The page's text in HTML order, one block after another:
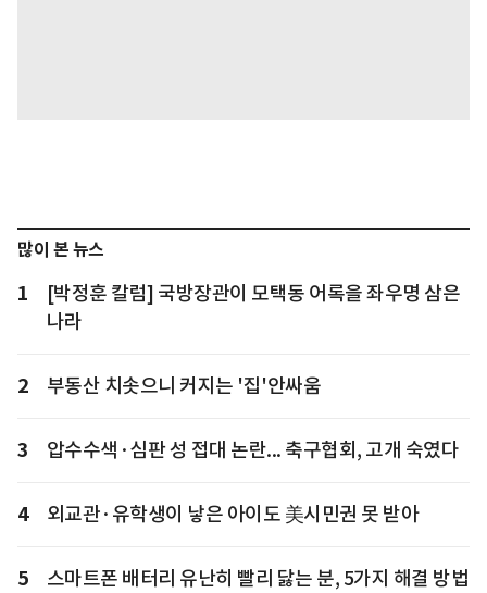
많이 본 뉴스
1
[박정훈 칼럼] 국방장관이 모택동 어록을 좌우명 삼은
나라
2 부동산 치솟으니 커지는 '집'안싸움
3 압수수색·심판 성 접대 논란... 축구협회, 고개 숙였다
4 외교관·유학생이 낳은 아이도 美시민권 못 받아
5 스마트폰 배터리 유난히 빨리 닳는 분, 5가지 해결 방법